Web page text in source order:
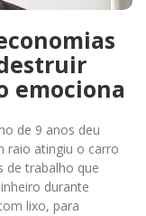
emociona
de 9 anos deu
raio atingiu o carro
de trabalho que
durante
lixo, para